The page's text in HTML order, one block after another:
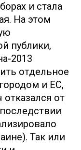
и стала
На этом
публики,
2013
отдельное
и ЕС,
от
Так или